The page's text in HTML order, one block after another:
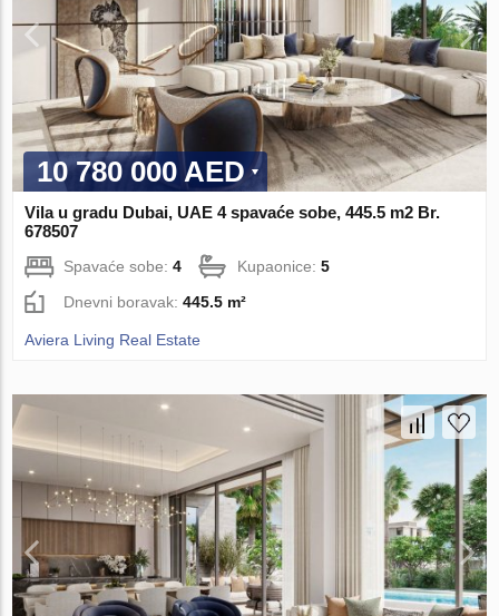
10 780 000 AED
Vila u gradu Dubai, UAE 4 spavaće sobe, 445.5 m2 Br.
678507
Spavaće sobe:4 Kupaonice:5
Dnevni boravak:445.5 m²
Aviera Living Real Estate